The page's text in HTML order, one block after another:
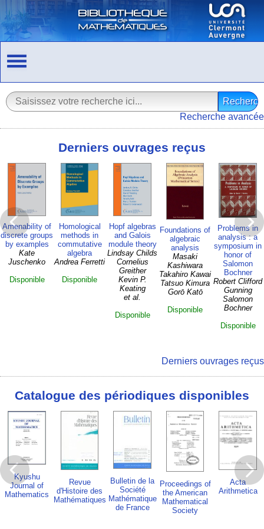
Recherche avancée
Derniers ouvrages reçus
Amenability of
discrete groups
by examples
Kate
Juschenko
Disponible
Homological
methods in
commutative
algebra
Andrea Ferretti
Disponible
Hopf algebras
and Galois
module theory
Lindsay Childs
Cornelius
Greither
Kevin P.
Keating
et al.
Disponible
Foundations of
algebraic
analysis
Masaki
Kashiwara
Takahiro Kawai
Tatsuo Kimura
Gorō Katō
Disponible
Problems in
analysis : a
symposium in
honor of
Salomon
Bochner
Robert Clifford
Gunning
Salomon
Bochner
Disponible
Derniers ouvrages reçus
Catalogue des périodiques disponibles
Kyushu
Journal of
Mathematics
Revue
d'Histoire des
Mathématiques
Bulletin de la
Société
Mathématique
de France
Proceedings of
the American
Mathematical
Society
Acta
Arithmetica